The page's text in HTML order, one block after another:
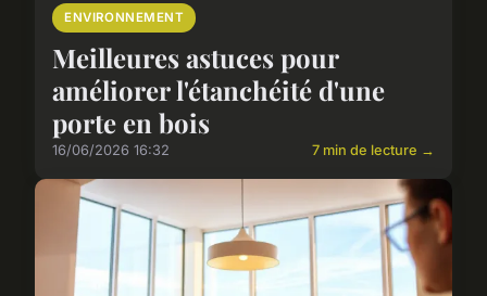
ENVIRONNEMENT
Meilleures astuces pour
améliorer l'étanchéité d'une
porte en bois
16/06/2026 16:32 7 min de lecture →